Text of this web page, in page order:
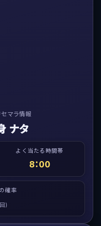
マラ情報
ナタ
よく当たる時間帯
8：00
確率
)